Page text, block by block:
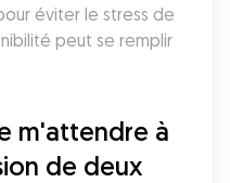
éviter le stress de
peut se remplir
m'attendre à
de deux